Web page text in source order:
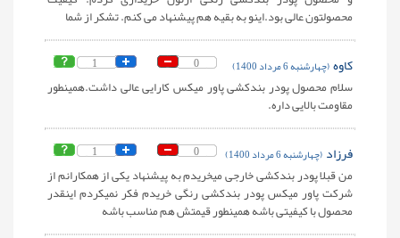
محصولتون عالی بود.اینو به بقیه هم پیشنهاد می کنم. تشکر از شما
1 0 کاوه(چهارشنبه 6 مرداد 1400)
سلام محصول پودر بندکشی پاور میکس کارایی عالی داشت.همینطور
مقاومت بالایی داره.
1 0 فرزاد (چهارشنبه 6 مرداد 1400)
من قبلا پودر بندکشی خارجی میخریدم به پیشنهاد یکی از همکارانم از
شرکت پاور میکس پودر بندکشی رنگی خریدم فکر نمیکردم اینقدر
محصول با کیفیتی باشه همینطور قیمتش هم مناسب باشه